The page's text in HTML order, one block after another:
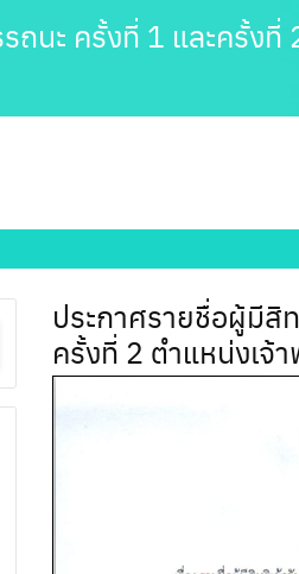
ถนะ ครั้งที่ 1 และครั้ง
ประกาศรายชื่อผู้มีสิ
ครั้งที่ 2 ตำแหน่งเจ้